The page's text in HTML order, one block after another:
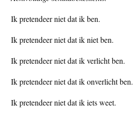
Ik pretendeer niet dat ik ben.
Ik pretendeer niet dat ik niet ben.
Ik pretendeer niet dat ik verlicht ben.
Ik pretendeer niet dat ik onverlicht ben.
Ik pretendeer niet dat ik iets weet.